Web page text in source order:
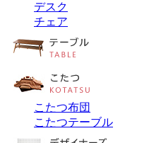
デスク
チェア
こたつ布団
こたつテーブル